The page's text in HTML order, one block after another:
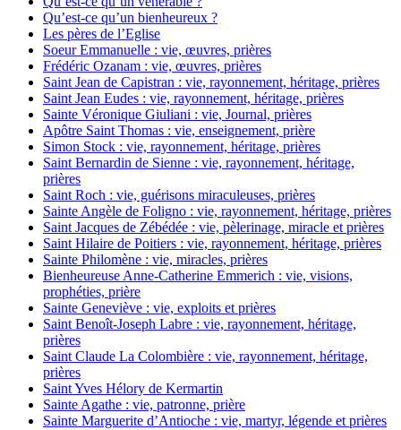
Qu’est-ce qu’un bienheureux ?
Les pères de l’Eglise
Soeur Emmanuelle : vie, œuvres, prières
Frédéric Ozanam : vie, œuvres, prières
Saint Jean de Capistran : vie, rayonnement, héritage, prières
Saint Jean Eudes : vie, rayonnement, héritage, prières
Sainte Véronique Giuliani : vie, Journal, prières
Apôtre Saint Thomas : vie, enseignement, prière
Simon Stock : vie, rayonnement, héritage, prières
Saint Bernardin de Sienne : vie, rayonnement, héritage,
prières
Saint Roch : vie, guérisons miraculeuses, prières
Sainte Angèle de Foligno : vie, rayonnement, héritage, prières
Saint Jacques de Zébédée : vie, pèlerinage, miracle et prières
Saint Hilaire de Poitiers : vie, rayonnement, héritage, prières
Sainte Philomène : vie, miracles, prières
Bienheureuse Anne-Catherine Emmerich : vie, visions,
prophéties, prière
Sainte Geneviève : vie, exploits et prières
Saint Benoît-Joseph Labre : vie, rayonnement, héritage,
prières
Saint Claude La Colombière : vie, rayonnement, héritage,
prières
Saint Yves Hélory de Kermartin
Sainte Agathe : vie, patronne, prière
Sainte Marguerite d’Antioche : vie, martyr, légende et prières